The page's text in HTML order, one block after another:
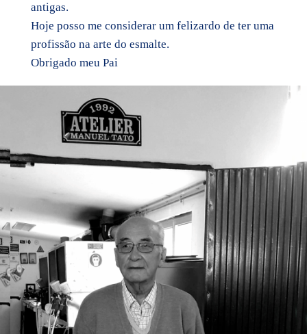
antigas.
Hoje posso me considerar um felizardo de ter uma
profissão na arte do esmalte.
Obrigado meu Pai